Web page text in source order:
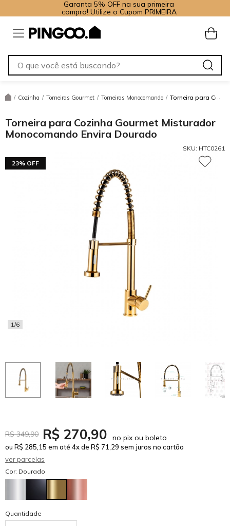
Garanta 5% OFF na sua primeira
compra! Utilize o Cupom PRIMEIRA
/ Cozinha / Torneiras Gourmet / Torneiras Monocomando / Torneira para
Torneira para Cozinha Gourmet Misturador
Monocomando Envira Dourado
SKU: HTC0261
23% OFF
1/6
R$ 349,90 R$ 270,90 no pix ou boleto
ou R$ 285,15 em até 4x de R$ 71,29 sem juros no cartão
ver parcelas
Cor: Dourado
Quantidade